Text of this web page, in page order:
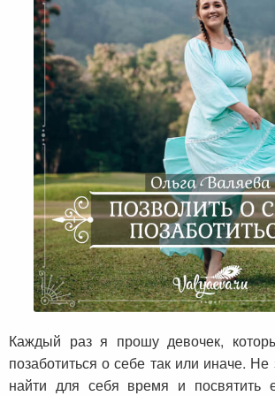
Каждый раз я прошу девочек,
позаботиться о себе так или иначе.
найти для себя время и посвятить